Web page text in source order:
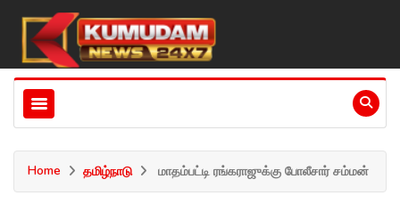
Home தமிழ்நாடு மாதம்பட்டி ரங்கராஜுக்கு போலீசார் சம்மன்